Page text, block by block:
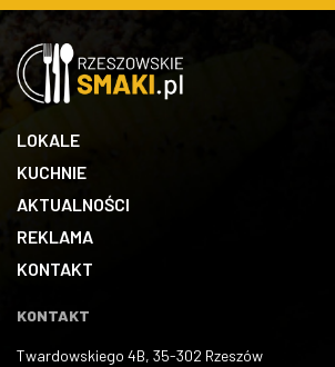
LOKALE
KUCHNIE
AKTUALNOŚCI
REKLAMA
KONTAKT
KONTAKT
Twardowskiego 4B, 35-302 Rzeszów